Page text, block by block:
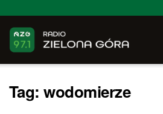
Tag:wodomierze